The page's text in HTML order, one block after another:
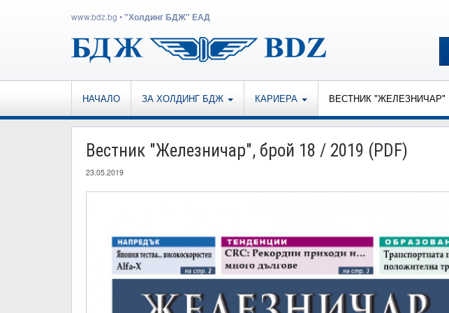
www.bdz.bg •"Холдинг БДЖ" ЕАД
НАЧАЛО ЗА ХОЛДИНГ БДЖ КАРИЕРА ВЕСТНИК "ЖЕЛЕЗНИЧАР"
Вестник "Железничар", брой 18 / 2019 (PDF)
23.05.2019